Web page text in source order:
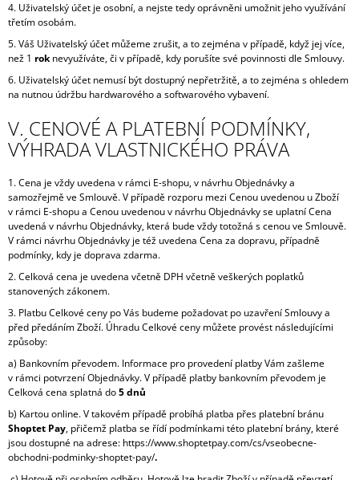
4. Uživatelský účet je osobní, a nejste tedy oprávněni umožnit jeho využívání
třetím osobám.
5. Váš Uživatelský účet můžeme zrušit, a to zejména v případě, když jej více,
než 1 roknevyužíváte, či v případě, kdy porušíte své povinnosti dle Smlouvy.
6. Uživatelský účet nemusí být dostupný nepřetržitě, a to zejména s ohledem
na nutnou údržbu hardwarového a softwarového vybavení.
V. CENOVÉ A PLATEBNÍ PODMÍNKY,
VÝHRADA VLASTNICKÉHO PRÁVA
1. Cena je vždy uvedena v rámci E-shopu, v návrhu Objednávky a
samozřejmě ve Smlouvě. V případě rozporu mezi Cenou uvedenou u Zboží
v rámci E-shopu a Cenou uvedenou v návrhu Objednávky se uplatní Cena
uvedená v návrhu Objednávky, která bude vždy totožná s cenou ve Smlouvě.
V rámci návrhu Objednávky je též uvedena Cena za dopravu, případně
podmínky, kdy je doprava zdarma.
2. Celková cena je uvedena včetně DPH včetně veškerých poplatků
stanovených zákonem.
3. Platbu Celkové ceny po Vás budeme požadovat po uzavření Smlouvy a
před předáním Zboží. Úhradu Celkové ceny můžete provést následujícími
způsoby:
a) Bankovním převodem. Informace pro provedení platby Vám zašleme
v rámci potvrzení Objednávky. V případě platby bankovním převodem je
Celková cena splatná do5 dnů
b) Kartou online. V takovém případě probíhá platba přes platební bránu
Shoptet Pay, přičemž platba se řídí podmínkami této platební brány, které
jsou dostupné na adrese: https://www.shoptetpay.com/cs/vseobecne-
obchodni-podminky-shoptet-pay/.